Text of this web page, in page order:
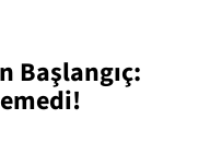
Başlangıç: